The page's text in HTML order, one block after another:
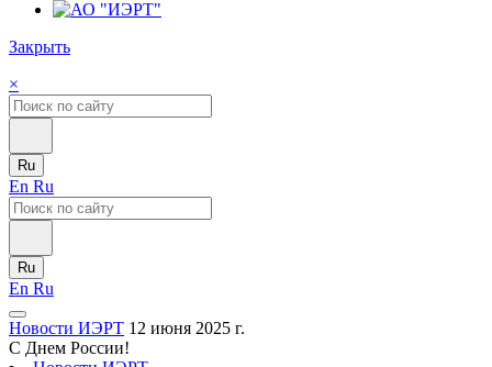
Закрыть
×
Ru
En Ru
Ru
En Ru
Новости ИЭРТ 12 июня 2025 г.
С Днем России!